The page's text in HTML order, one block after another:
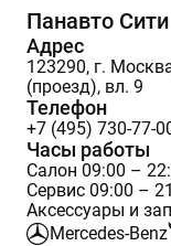
Панавто Сити
Адрес
123290, г.
(проезд), вл. 9
Телефон
+7 (495) 730-77-
Часы работы
Салон 09:00 –
Сервис 09:00 –
Аксессуары и
Mercedes-Benz